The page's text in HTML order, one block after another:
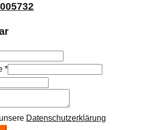
*
Datenschutzerklärung